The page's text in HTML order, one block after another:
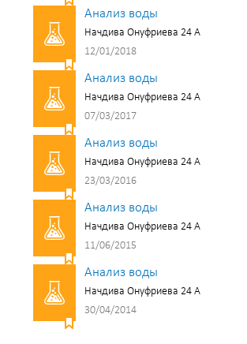
Анализ воды
Начдива Онуфриева 24 А
12/01/2018
Анализ воды
Начдива Онуфриева 24 А
07/03/2017
Анализ воды
Начдива Онуфриева 24 А
23/03/2016
Анализ воды
Начдива Онуфриева 24 А
11/06/2015
Анализ воды
Начдива Онуфриева 24 А
30/04/2014